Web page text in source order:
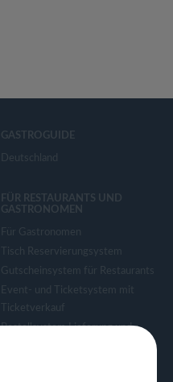
GASTROGUIDE
Deutschland
FÜR RESTAURANTS UND
GASTRONOMEN
Für Gastronomen
Tisch Reservierungsystem
Gutscheinsystem für Restaurants
Event- und Ticketsystem mit
Ticketverkauf
Bestellsystem Lieferung und